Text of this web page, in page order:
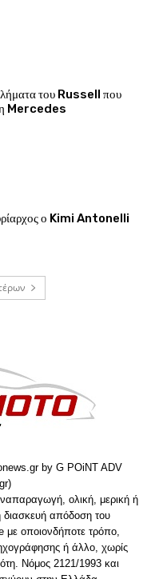
του Russell που
η Mercedes
ο Kimi Antonelli
by G POiNT ADV
ολική, μερική ή
απόδοση του
με οποιονδήποτε τρόπο,
ή άλλο, χωρίς
Νόμος 2121/1993 και